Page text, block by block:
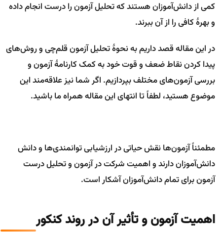
کمی از دانش‌آموزان هستند که تحلیل آزمون را درست انجام داده
و بهرهٔ کافی را از آن ببرند.
در این مقاله قصد داریم به نحوهٔ تحلیل آزمون قلم‌چی و روش‌های
پیدا کردن نقاط ضعف و قوت خود به کمک کارنامهٔ آزمون و
بررسی آزمون‌های مختلف بپردازیم. اگر شما نیز علاقه‌مند این
موضوع هستید، لطفاً تا انتهای این مقاله همراه ما باشید.
مطمئناً آزمون‌ها نقش حیاتی در ارزشیابی توانمندی‌ها و دانش
دانش‌آموزان دارند و اهمیت شرکت در آزمون و تحلیل درست
آزمون برای تمام دانش‌آموزان آشکار است.
اهمیت آزمون و تأثیر آن در روند کنکور